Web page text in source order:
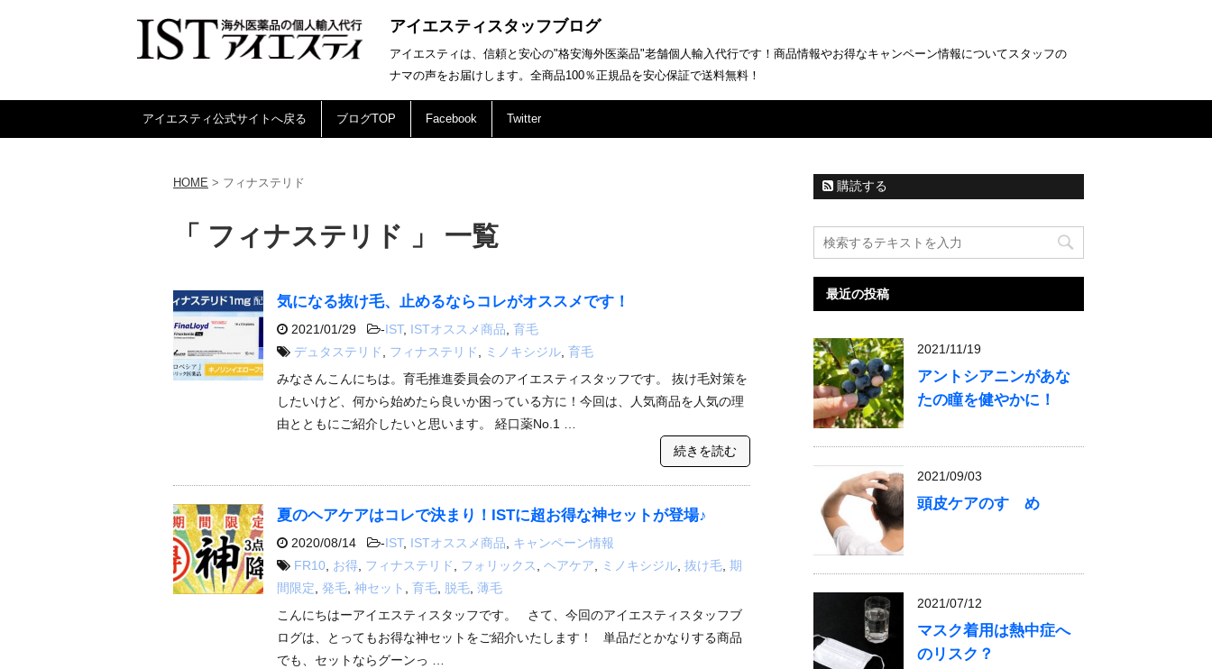
アイエスティスタッフブログ
アイエスティは、信頼と安心の"格安海外医薬品"老舗個人輸入代行です！商品情報やお得なキャンペーン情報についてスタッフの
ナマの声をお届けします。全商品100％正規品を安心保証で送料無料！
アイエスティ公式サイトへ戻る ブログTOP Facebook Twitter
HOME > フィナステリド
「 フィナステリド 」 一覧
気になる抜け毛、止めるならコレがオススメです！
2021/01/29 -IST, ISTオススメ商品 育毛
デュタステリド
フィナステリド ミノキシジル 育毛
みなさんこんにちは。育毛推進委員会のアイエスティスタッフです。 抜け毛対策を
したいけど、何から始めたら良いか困っている方に！今回は、人気商品を人気の理
由とともにご紹介したいと思います。 経口薬No.1 …
続きを読む
夏のヘアケアはコレで決まり！ISTに超お得な神セットが登場♪
2020/08/14 -IST, ISTオススメ商品, キャンペーン情報
FR10, お得, フィナステリド, フォリックス, ヘアケア, ミノキシジル, 抜け毛, 期
間限定, 発毛, 神セット , 育毛, 脱毛, 薄毛
こんにちはーアイエスティスタッフです。 さて、今回のアイエスティスタッフブ
ログは、とってもお得な神セットをご紹介いたします！ 単品だとかなりする商品
でも、セットならグーンっ …
購読する
最近の投稿
2021/11/19
アントシアニンがあな
たの瞳を健やかに！
2021/09/03
頭皮ケアのすゝめ
2021/07/12
マスク着用は熱中症へ
のリスク？